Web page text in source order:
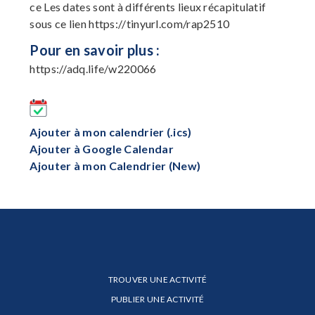
ce Les dates sont à différents lieux récapitulatif
sous ce lien https://tinyurl.com/rap2510
Pour en savoir plus :
https://adq.life/w220066
Ajouter à mon calendrier (.ics)
Ajouter à Google Calendar
Ajouter à mon Calendrier (New)
TROUVER UNE ACTIVITÉ
PUBLIER UNE ACTIVITÉ